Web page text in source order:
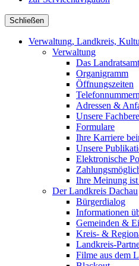
Schließen
Verwaltung, Landkreis,
Verwaltung
Das Landratsamt
Organigramm
Öffnungszeiten
Telefonnummern
Adressen &
Unsere
Formulare
Ihre Karriere
Unsere
Elektronische
Ihre Meinung
Der Landkreis Dachau
Bürgerdialog
Informationen
Gemeinden &
Kreis- &
Landkreis-
Filme aus dem